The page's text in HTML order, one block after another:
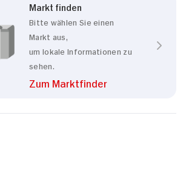
Markt finden
Bitte wählen Sie einen
Markt aus,
um lokale Informationen zu
sehen.
Zum Marktfinder